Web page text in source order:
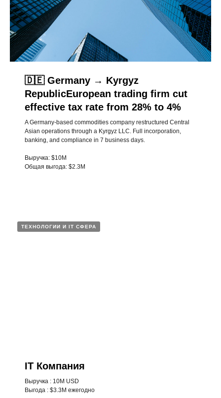
🇩🇪 Germany → Kyrgyz
RepublicEuropean trading firm cut
effective tax rate from 28% to 4%
A Germany-based commodities company restructured Central
Asian operations through a Kyrgyz LLC. Full incorporation,
banking, and compliance in 7 business days.
Выручка: $10M
Общая выгода: $2.3M
ТЕХНОЛОГИИ И IT СФЕРА
IT Компания
Выручка : 10M USD
Выгода : $3.3M ежегодно